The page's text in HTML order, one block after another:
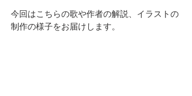
今回はこちらの歌や作者の解説、イラストの
制作の様子をお届けします。